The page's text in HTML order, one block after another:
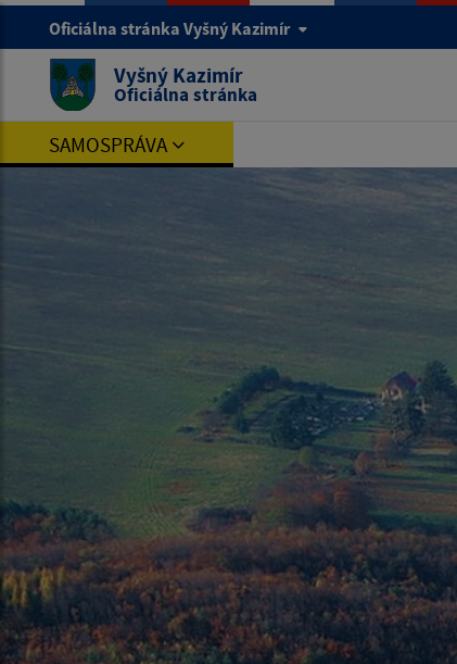
Oficiálna stránka Vyšný Kazimír
Vyšný Kazimír
Oficiálna stránka
SAMOSPRÁVA